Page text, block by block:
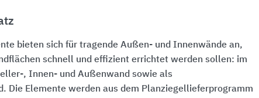
bieten sich für tragende Außen- und Innenwände an,
schnell und effizient errichtet werden sollen: im
, Innen- und Außenwand sowie als
Die Elemente werden aus dem Planziegellieferprogramm